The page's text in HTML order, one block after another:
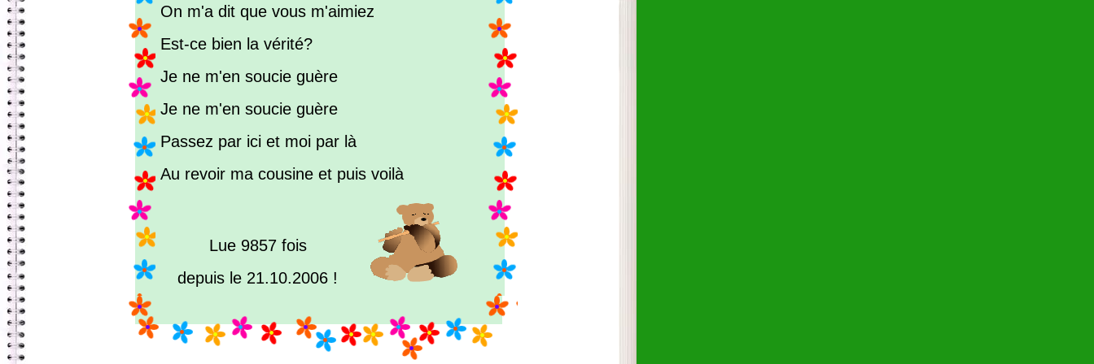
On m'a dit que vous m'aimiez
Est-ce bien la vérité?
Je ne m'en soucie guère
Je ne m'en soucie guère
Passez par ici et moi par là
Au revoir ma cousine et puis voilà
Lue 9857 fois
depuis le 21.10.2006 !